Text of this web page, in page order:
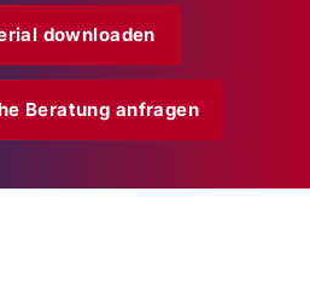
downloaden
Beratung anfragen